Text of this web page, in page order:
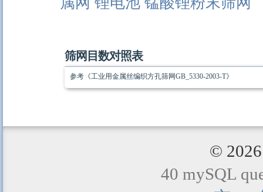
筛网目数对照表
参考《工业用金属丝编织方孔筛网GB_5330-2003-T》
©
40 mySQL